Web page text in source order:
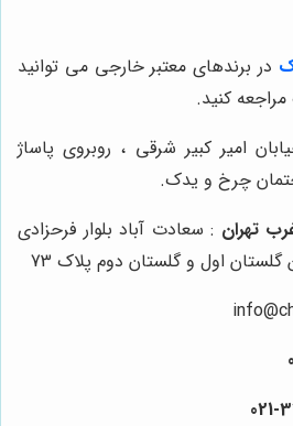
در برندهای معتبر خارجی می توانید
کنید.
امیر کبیر شرقی ، روبروی پاساژ
تهران : سعادت آباد بلوار فرحزادی
اول و گلستان دوم پلاک 73